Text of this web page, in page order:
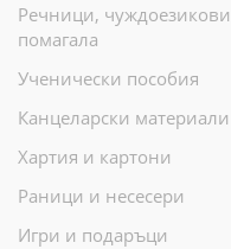
Речници, чуждоезикови
помагала
Ученически пособия
Канцеларски материали
Хартия и картони
Раници и несесери
Игри и подаръци